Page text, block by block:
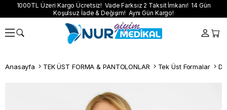
1000TL Üzeri Kargo Ücretsiz! Vade Farksız 2 Taksit İmkanı! 14 Gün
Koşulsuz İade & Değişim! Aynı Gün Kargo!
Anasayfa TEK ÜST FORMA & PANTOLONLAR Tek Üst Formalar